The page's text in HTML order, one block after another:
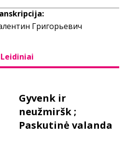
+370 667 80 541
info@elvislab.lt
Григорьевич
Leidiniai
Gyvenk ir
neužmiršk ;
Paskutinė valanda